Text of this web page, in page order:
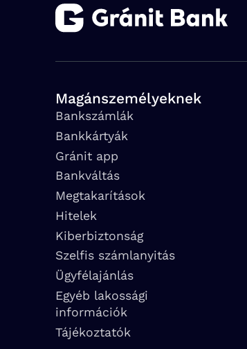
Magánszemélyeknek
Bankszámlák
Bankkártyák
Gránit app
Bankváltás
Megtakarítások
Hitelek
Kiberbiztonság
Szelfis számlanyitás
Ügyfélajánlás
Egyéb lakossági
információk
Tájékoztatók